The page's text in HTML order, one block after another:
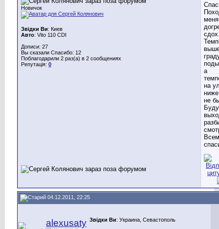
Новичок
Звідки Ви: Киев
Авто: Vito 110 CDI
Дописи: 27
Вы сказали Спасибо: 12
Поблагодарили 2 раз(а) в 2 сообщениях
Репутація: 0
меня
а
на
не
Всем
04.12.2011, 22:25
alexusaty Звідки Ви: Украина, Севастополь